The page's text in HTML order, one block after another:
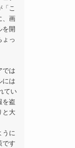
こ
、画
を開
ょっ
では
には
てい
を盗
と大
うに
です